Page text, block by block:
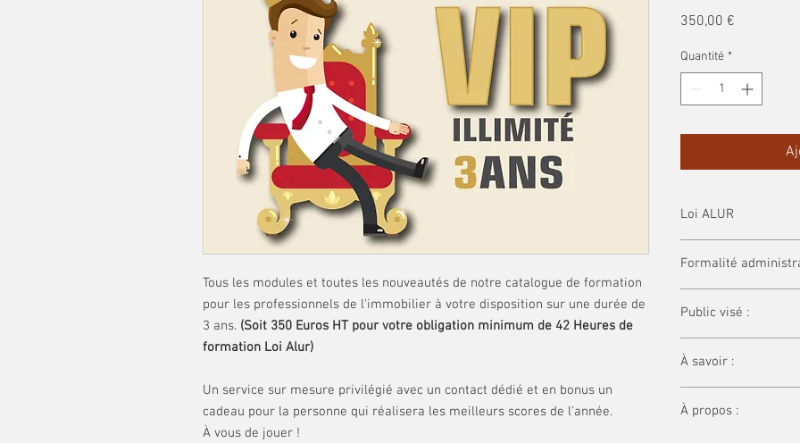
Tous les modules et toutes les nouveautés de notre catalogue de formation
pour les professionnels de l'immobilier à votre disposition sur une durée de
3 ans. (Soit 350 Euros HT pour votre obligation minimum de 42 Heures de
formation Loi Alur)
Un service sur mesure privilégié avec un contact dédié et en bonus un
cadeau pour la personne qui réalisera les meilleurs scores de l'année.
À vous de jouer !
350,00 €
Quantité *
Loi ALUR
thème de l'immobilier
des connaissances.
formation continue
Formalité
(plus de 70% de
télécharger une
accessible 3 ans dans
Public visé :
commercial, directeur
À savoir :
tout professionnel de
À propos :